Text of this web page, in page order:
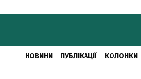
НОВИНИ ПУБЛІКАЦІЇ КОЛОНКИ